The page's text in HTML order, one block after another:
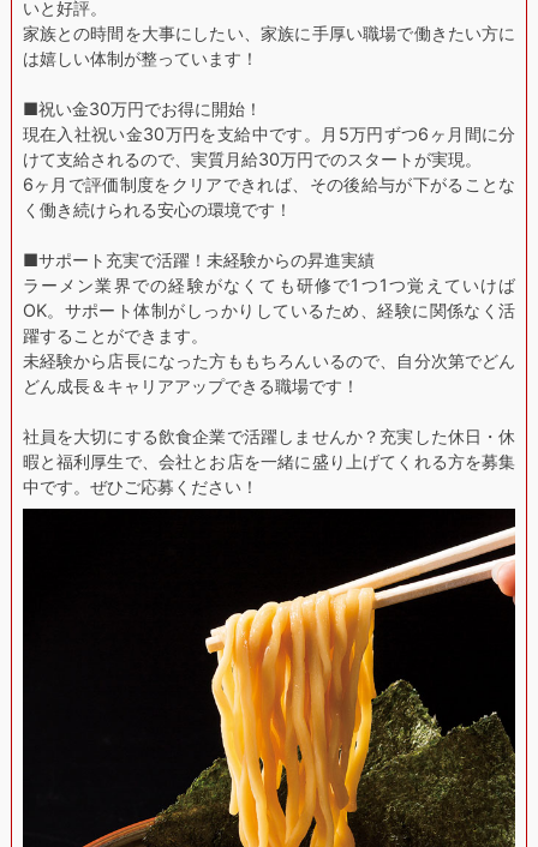
いと好評。
家族との時間を大事にしたい、家族に手厚い職場で働きたい方に
は嬉しい体制が整っています！
■祝い金30万円でお得に開始！
現在入社祝い金30万円を支給中です。月5万円ずつ6ヶ月間に分
けて支給されるので、実質月給30万円でのスタートが実現。
6ヶ月で評価制度をクリアできれば、その後給与が下がることな
く働き続けられる安心の環境です！
■サポート充実で活躍！未経験からの昇進実績
ラーメン業界での経験がなくても研修で1つ1つ覚えていけば
OK。サポート体制がしっかりしているため、経験に関係なく活
躍することができます。
未経験から店長になった方ももちろんいるので、自分次第でどん
どん成長＆キャリアアップできる職場です！
社員を大切にする飲食企業で活躍しませんか？充実した休日・休
暇と福利厚生で、会社とお店を一緒に盛り上げてくれる方を募集
中です。ぜひご応募ください！